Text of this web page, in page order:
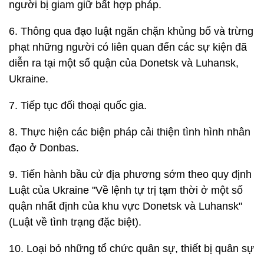
người bị giam giữ bất hợp pháp.
6. Thông qua đạo luật ngăn chặn khủng bố và trừng
phạt những người có liên quan đến các sự kiện đã
diễn ra tại một số quận của Donetsk và Luhansk,
Ukraine.
7. Tiếp tục đối thoại quốc gia.
8. Thực hiện các biện pháp cải thiện tình hình nhân
đạo ở Donbas.
9. Tiến hành bầu cử địa phương sớm theo quy định
Luật của Ukraine "Về lệnh tự trị tạm thời ở một số
quận nhất định của khu vực Donetsk và Luhansk"
(Luật về tình trạng đặc biệt).
10. Loại bỏ những tổ chức quân sự, thiết bị quân sự